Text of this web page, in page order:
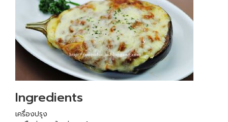
Ingredients
เครื่องปรุง